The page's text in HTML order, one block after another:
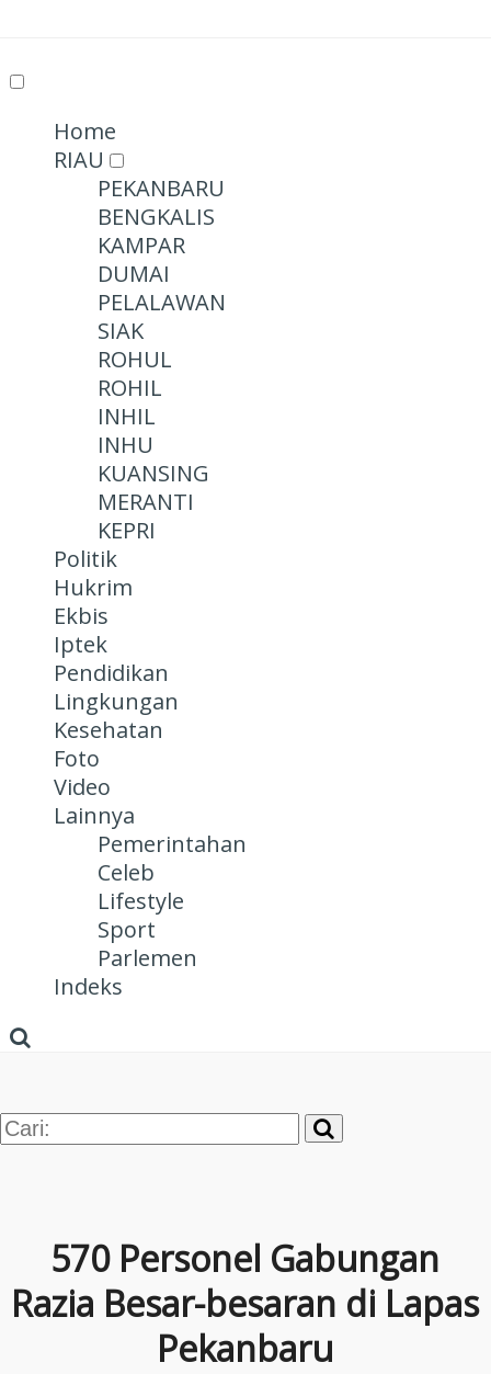
Home
RIAU
PEKANBARU
BENGKALIS
KAMPAR
DUMAI
PELALAWAN
SIAK
ROHUL
ROHIL
INHIL
INHU
KUANSING
MERANTI
KEPRI
Politik
Hukrim
Ekbis
Iptek
Pendidikan
Lingkungan
Kesehatan
Foto
Video
Lainnya
Pemerintahan
Celeb
Lifestyle
Sport
Parlemen
Indeks
570 Personel Gabungan
Razia Besar-besaran di Lapas
Pekanbaru